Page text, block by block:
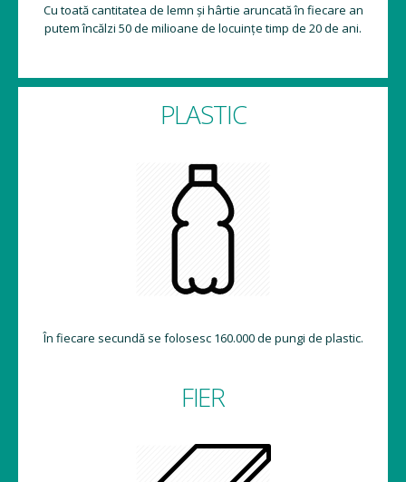
Cu toată cantitatea de lemn și hârtie aruncată în fiecare an
putem încălzi 50 de milioane de locuințe timp de 20 de ani.
PLASTIC
În fiecare secundă se folosesc 160.000 de pungi de plastic.
FIER